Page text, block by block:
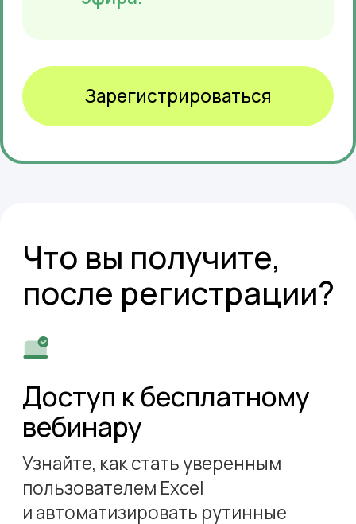
Бонус на вебинаре
Гайд «Горячие клавиши Excel»
использования программы.
Пересмотрите материал в удобное
«Excel — не просто таблицы.
Это инструмент, который помогает
экономить время и быть
эффективнее»
Максименко